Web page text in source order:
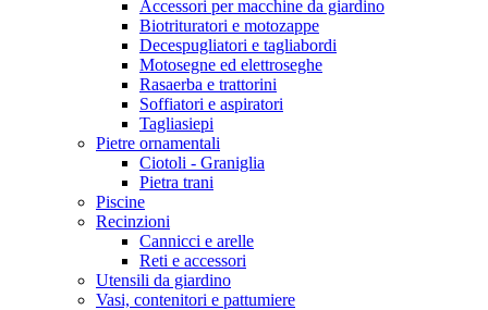
Accessori per macchine da giardino
Biotrituratori e motozappe
Decespugliatori e tagliabordi
Motosegne ed elettroseghe
Rasaerba e trattorini
Soffiatori e aspiratori
Tagliasiepi
Pietre ornamentali
Ciotoli - Graniglia
Pietra trani
Piscine
Recinzioni
Cannicci e arelle
Reti e accessori
Utensili da giardino
Vasi, contenitori e pattumiere